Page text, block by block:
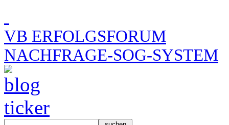
VB ERFOLGSFORUM
NACHFRAGE-SOG-SYSTEM